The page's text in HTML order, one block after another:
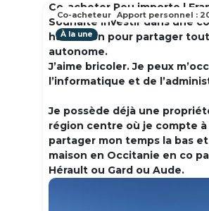
Co-acheter Peu importe |
Souhaite investir dans une co
habitation pour partager
autonome.
J’aime bricoler. Je peux
l’informatique et de
Je possède déjà une
région centre où je compte
partager mon temps la bas
maison en Occitanie en co
Hérault ou Gard ou Aude.
À la une
Co-acheteur Apport personnel :